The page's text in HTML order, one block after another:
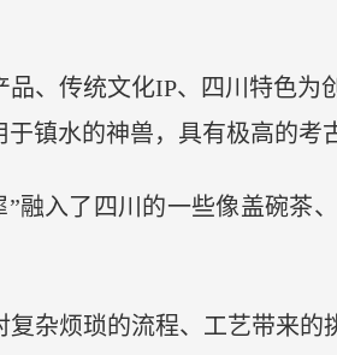
、传统文化IP、四川特色为
镇水的神兽，具有极高的考
融入了四川的一些像盖碗茶
杂烦琐的流程、工艺带来